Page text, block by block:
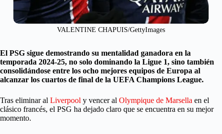
VALENTINE CHAPUIS/GettyImages
El PSG sigue demostrando su mentalidad ganadora en la
temporada 2024-25, no solo dominando la Ligue 1, sino también
consolidándose entre los ocho mejores equipos de Europa al
alcanzar los cuartos de final de la UEFA Champions League.
Tras eliminar al Liverpool y vencer al Olympique de Marsella en el
clásico francés, el PSG ha dejado claro que se encuentra en su mejor
momento.